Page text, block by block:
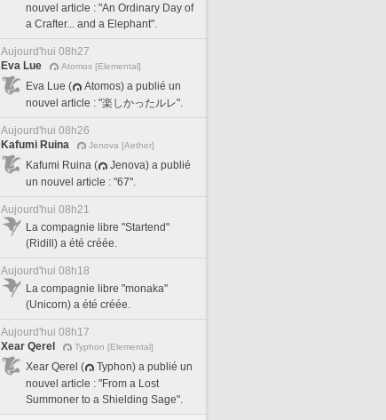
nouvel article : "An Ordinary Day of
a Crafter... and a Elephant".
Aujourd'hui 08h27
Eva Lue
Atomos [Elemental]
Eva Lue (
Atomos) a publié un
nouvel article : "楽しかったルレ".
Aujourd'hui 08h26
Kafumi Ruina
Jenova [Aether]
Kafumi Ruina (
Jenova) a publié
un nouvel article : "67".
Aujourd'hui 08h21
La compagnie libre "Startend"
(Ridill) a été créée.
Aujourd'hui 08h18
La compagnie libre "monaka"
(Unicorn) a été créée.
Aujourd'hui 08h17
Xear Qerel
Typhon [Elemental]
Xear Qerel (
Typhon) a publié un
nouvel article : "From a Lost
Summoner to a Shielding Sage".